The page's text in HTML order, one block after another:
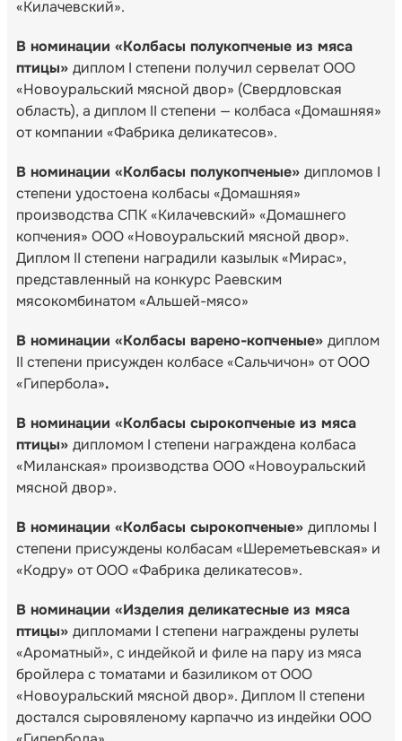
«Килачевский».
В номинации «Колбасы полукопченые из мяса
птицы» диплом I степени получил сервелат ООО
«Новоуральский мясной двор» (Свердловская
область), а диплом II степени — колбаса «Домашняя»
от компании «Фабрика деликатесов».
В номинации «Колбасы полукопченые» дипломов I
степени удостоена колбасы «Домашняя»
производства СПК «Килачевский» «Домашнего
копчения» ООО «Новоуральский мясной двор».
Диплом II степени наградили казылык «Мирас»,
представленный на конкурс Раевским
мясокомбинатом «Альшей-мясо»
В номинации «Колбасы варено-копченые» диплом
II степени присужден колбасе «Сальчичон» от ООО
«Гипербола».
В номинации «Колбасы сырокопченые из мяса
птицы» дипломом I степени награждена колбаса
«Миланская» производства ООО «Новоуральский
мясной двор».
В номинации «Колбасы сырокопченые» дипломы I
степени присуждены колбасам «Шереметьевская» и
«Кодру» от ООО «Фабрика деликатесов».
В номинации «Изделия деликатесные из мяса
птицы» дипломами I степени награждены рулеты
«Ароматный», с индейкой и филе на пару из мяса
бройлера с томатами и базиликом от ООО
«Новоуральский мясной двор». Диплом II степени
достался сыровяленому карпаччо из индейки ООО